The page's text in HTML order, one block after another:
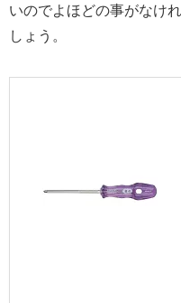
いのでよほどの事がなけ
しょう。